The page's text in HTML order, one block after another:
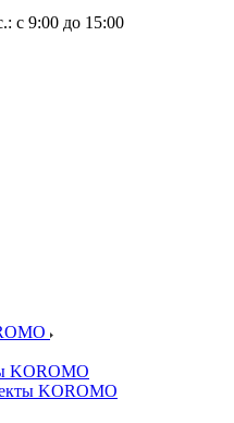
с 9:00 до 15:00
KOROMO
KOROMO